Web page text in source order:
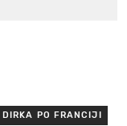
DIRKA PO FRANCIJI